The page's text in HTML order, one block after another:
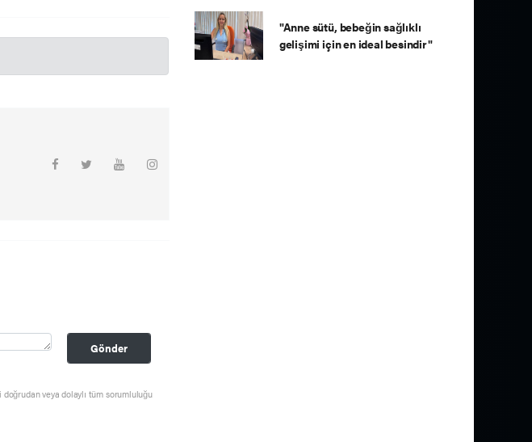
Gönder
doğrudan veya dolaylı tüm sorumluluğu
"Anne sütü, bebeğin sağlıklı
gelişimi için en ideal besindir"